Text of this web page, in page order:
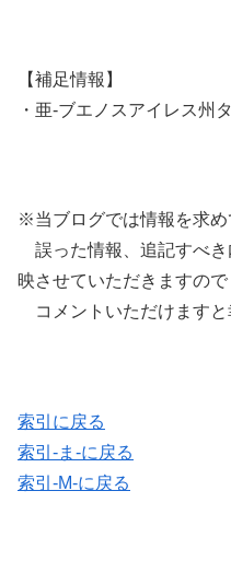
【補足情報】
・亜-ブエノスアイレス州
※当ブログでは情報を求め
誤った情報、追記すべき
映させていただきますので
コメントいただけますと
索引に戻る
索引-ま-に戻る
索引-M-に戻る